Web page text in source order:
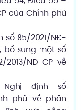
của Chính phủ
số 85/2021/NĐ-
bổ sung một số
NĐ-CP về
định số
phủ về phân